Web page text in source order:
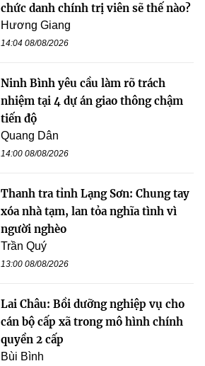
chức danh chính trị viên sẽ thế nào?
Hương Giang
14:04 08/08/2026
Ninh Bình yêu cầu làm rõ trách
nhiệm tại 4 dự án giao thông chậm
tiến độ
Quang Dân
14:00 08/08/2026
Thanh tra tỉnh Lạng Sơn: Chung tay
xóa nhà tạm, lan tỏa nghĩa tình vì
người nghèo
Trần Quý
13:00 08/08/2026
Lai Châu: Bồi dưỡng nghiệp vụ cho
cán bộ cấp xã trong mô hình chính
quyền 2 cấp
Bùi Bình